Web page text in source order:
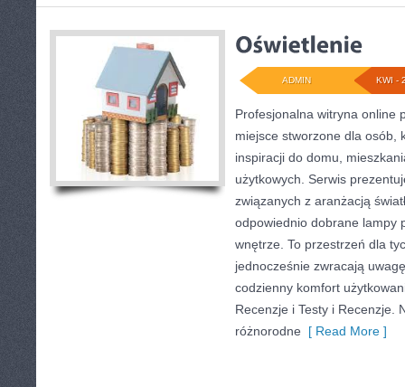
KWI -
ADMIN
Profesjonalna witryna online
miejsce stworzone dla osób,
inspiracji do domu,
użytkowych. Serwis
związanych z aranżacją
odpowiednio dobrane lampy
wnętrze. To przestrzeń dla
jednocześnie zwracają
codzienny komfort
Recenzje i Testy i Recenzje.
różnorodne [ Read More ]